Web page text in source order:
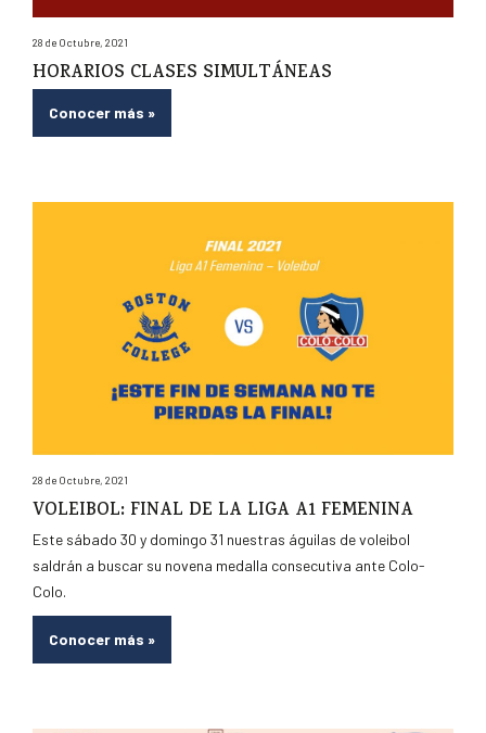
28 de Octubre, 2021
HORARIOS CLASES SIMULTÁNEAS
Conocer más »
28 de Octubre, 2021
VOLEIBOL: FINAL DE LA LIGA A1 FEMENINA
Este sábado 30 y domingo 31 nuestras águilas de voleibol
saldrán a buscar su novena medalla consecutiva ante Colo-
Colo.
Conocer más »